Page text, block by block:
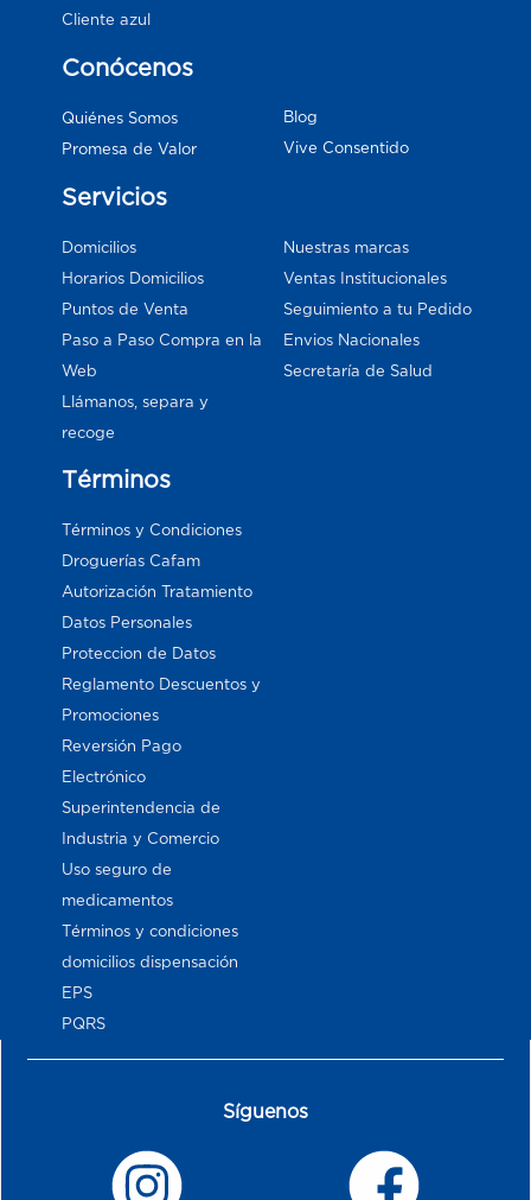
Cliente azul
Conócenos
Quiénes Somos
Promesa de Valor
Blog
Vive Consentido
Servicios
Domicilios
Horarios Domicilios
Puntos de Venta
Paso a Paso Compra en la
Web
Llámanos, separa y
recoge
Nuestras marcas
Ventas Institucionales
Seguimiento a tu Pedido
Envios Nacionales
Secretaría de Salud
Términos
Términos y Condiciones
Droguerías Cafam
Autorización Tratamiento
Datos Personales
Proteccion de Datos
Reglamento Descuentos y
Promociones
Reversión Pago
Electrónico
Superintendencia de
Industria y Comercio
Uso seguro de
medicamentos
Términos y condiciones
domicilios dispensación
EPS
PQRS
Síguenos